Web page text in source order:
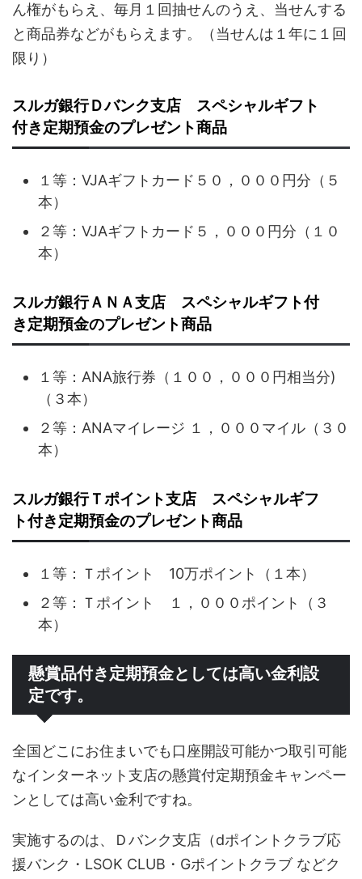
ん権がもらえ、毎月１回抽せんのうえ、当せんする
と商品券などがもらえます。（当せんは１年に１回
限り）
スルガ銀行Ｄバンク支店 スペシャルギフト
付き定期預金のプレゼント商品
１等：VJAギフトカード５０，０００円分（５
本）
２等：VJAギフトカード５，０００円分（１０
本）
スルガ銀行ＡＮＡ支店 スペシャルギフト付
き定期預金のプレゼント商品
１等：ANA旅行券（１００，０００円相当分)
（３本）
２等：ANAマイレージ １，０００マイル（３０
本）
スルガ銀行Ｔポイント支店 スペシャルギフ
ト付き定期預金のプレゼント商品
１等：Ｔポイント 10万ポイント（１本）
２等：Ｔポイント １，０００ポイント（３
本）
懸賞品付き定期預金としては高い金利設
定です。
全国どこにお住まいでも口座開設可能かつ取引可能
なインターネット支店の懸賞付定期預金キャンペー
ンとしては高い金利ですね。
実施するのは、Ｄバンク支店（dポイントクラブ応
援バンク・LSOK CLUB・Gポイントクラブ などク